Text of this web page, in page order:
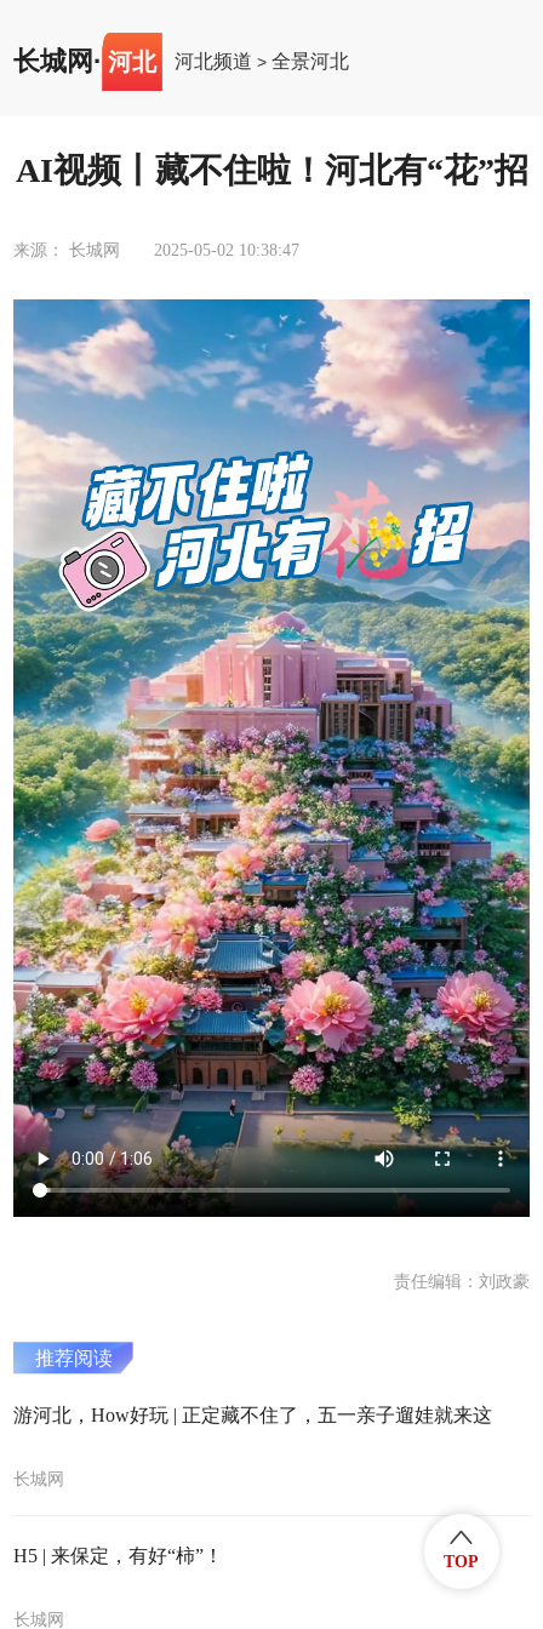
长城网 · 河北 河北频道 >全景河北
AI视频丨藏不住啦！河北有“花”招
来源： 长城网 2025-05-02 10:38:47
责任编辑：刘政豪
推荐阅读
游河北，How好玩 | 正定藏不住了，五一亲子遛娃就来这
长城网
H5 | 来保定，有好“柿”！
长城网
TOP